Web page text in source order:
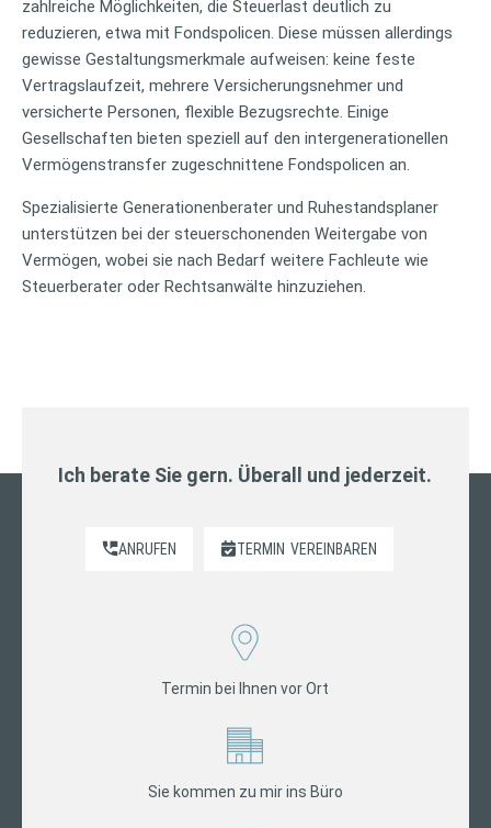
zahlreiche Möglichkeiten, die Steuerlast deutlich zu
reduzieren, etwa mit Fondspolicen. Diese müssen allerdings
gewisse Gestaltungsmerkmale aufweisen: keine feste
Vertragslaufzeit, mehrere Versicherungsnehmer und
versicherte Personen, flexible Bezugsrechte. Einige
Gesellschaften bieten speziell auf den intergenerationellen
Vermögenstransfer zugeschnittene Fondspolicen an.
Spezialisierte Generationenberater und Ruhestandsplaner
unterstützen bei der steuerschonenden Weitergabe von
Vermögen, wobei sie nach Bedarf weitere Fachleute wie
Steuerberater oder Rechtsanwälte hinzuziehen.
Ich berate Sie gern. Überall und jederzeit.
ANRUFEN TERMIN VEREINBAREN
Termin bei Ihnen vor Ort
Sie kommen zu mir ins Büro